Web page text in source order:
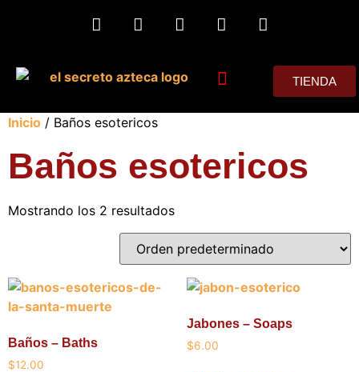
TIENDA
Inicio / Baños esotericos
Baños esotericos
Mostrando los 2 resultados
Baños – Baths
$12.00
Jabones – Soaps
$6.00